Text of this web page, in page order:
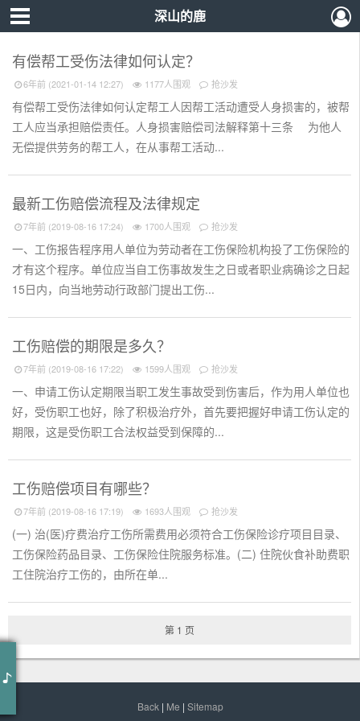
深山的鹿
有偿帮工受伤法律如何认定？
6年前 (2021-01-14 12:27) 1177人围观 抢沙发
有偿帮工受伤法律如何认定帮工人因帮工活动遭受人身损害的，被帮
工人应当承担赔偿责任。人身损害赔偿司法解释第十三条 为他人
无偿提供劳务的帮工人，在从事帮工活动...
最新工伤赔偿流程及法律规定
7年前 (2019-08-16 17:24) 1700人围观 抢沙发
一、工伤报告程序用人单位为劳动者在工伤保险机构投了工伤保险的
才有这个程序。单位应当自工伤事故发生之日或者职业病确诊之日起
15日内，向当地劳动行政部门提出工伤...
工伤赔偿的期限是多久？
7年前 (2019-08-16 17:22) 1599人围观 抢沙发
一、申请工伤认定期限当职工发生事故受到伤害后，作为用人单位也
好，受伤职工也好，除了积极治疗外，首先要把握好申请工伤认定的
期限，这是受伤职工合法权益受到保障的...
工伤赔偿项目有哪些？
7年前 (2019-08-16 17:19) 1693人围观 抢沙发
(一) 治(医)疗费治疗工伤所需费用必须符合工伤保险诊疗项目目录、
工伤保险药品目录、工伤保险住院服务标准。(二) 住院伙食补助费职
工住院治疗工伤的，由所在单...
第 1 页
Back| Me | Sitemap
编曲 : 梁博
钢琴 : 梁博